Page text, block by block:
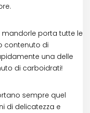
porta tutte le
contenuto di
una delle
di carboidrati!
sempre quel
di delicatezza e